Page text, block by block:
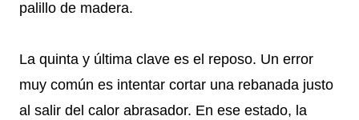
palillo de madera.
La quinta y última clave es el reposo. Un error
muy común es intentar cortar una rebanada justo
al salir del calor abrasador. En ese estado, la